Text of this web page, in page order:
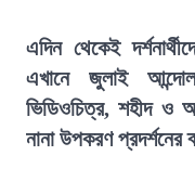
এদিন থেকেই
এখানে জুলাই
ভিডিওচিত্র, শহীদ ও
নানা উপকরণ প্রদর্শনের